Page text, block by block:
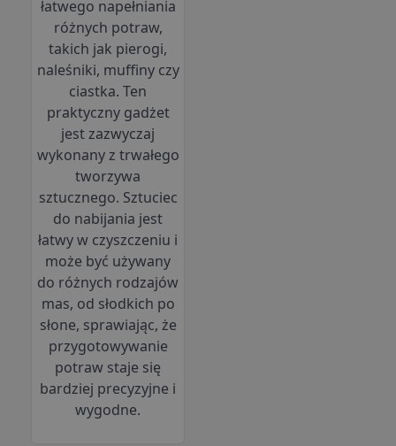
łatwego napełniania
różnych potraw,
takich jak pierogi,
naleśniki, muffiny czy
ciastka. Ten
praktyczny gadżet
jest zazwyczaj
wykonany z trwałego
tworzywa
sztucznego. Sztuciec
do nabijania jest
łatwy w czyszczeniu i
może być używany
do różnych rodzajów
mas, od słodkich po
słone, sprawiając, że
przygotowywanie
potraw staje się
bardziej precyzyjne i
wygodne.